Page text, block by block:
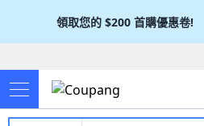
領取您的 $200 首購優惠卷!